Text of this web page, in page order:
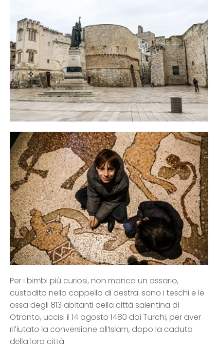
Per i bimbi più curiosi, non manca un ossario,
custodito nella cappella di destra: sono i teschi e le
ossa degli 813 abitanti della città salentina di
Otranto, uccisi il 14 agosto 1480 dai Turchi, per aver
rifiutato la conversione all’Islam, dopo la caduta
della loro città.